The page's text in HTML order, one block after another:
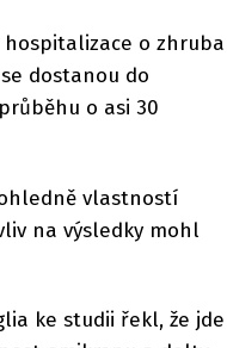
o zhruba
dostanou do
o asi 30
vlastností
na výsledky mohl
ke studii řekl, že jde